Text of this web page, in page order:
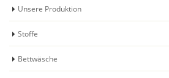
Unsere Produktion
Stoffe
Bettwäsche